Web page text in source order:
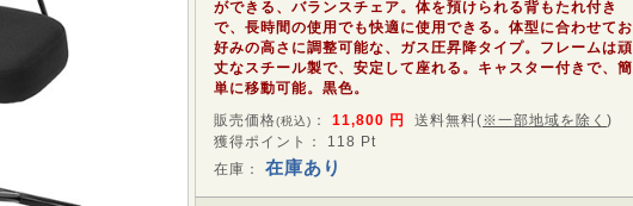
ができる、バランスチェア。体を預けられる背もたれ付き
で、長時間の使用でも快適に使用できる。体型に合わせてお
好みの高さに調整可能な、ガス圧昇降タイプ。フレームは頑
丈なスチール製で、安定して座れる。キャスター付きで、簡
単に移動可能。黒色。
販売価格(税込) ： 11,800 円 送料無料(※一部地域を除く )
獲得ポイント： 118 Pt
在庫： 在庫あり